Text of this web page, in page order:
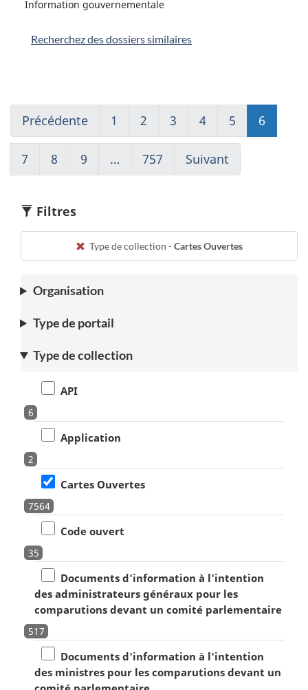
Information gouvernementale
Recherchez des dossiers similaires
Précédente
to
5
1
(current)
Aller
1
2
to
page
2
3
to
page
3
4
to
page
4
5
to
5
6
to
7
to
7
8
to
8
9
to
… 757 (current)
Aller
Suivant
to
Filtres
Type de collection -Cartes Ouvertes
Organisation
Type de portail
Type de collection
API
6
Application
2
Cartes Ouvertes
7564
Code ouvert
35
Documents d'information à l'intention
des administrateurs généraux pour les
comparutions devant un comité parlementaire
517
Documents d'information à l'intention
des ministres pour les comparutions devant un